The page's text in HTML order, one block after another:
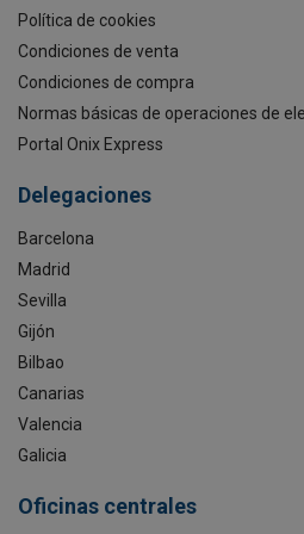
Política de cookies
Condiciones de venta
Condiciones de compra
Normas básicas de operaciones de
Portal Onix Express
Delegaciones
Barcelona
Madrid
Sevilla
Gijón
Bilbao
Canarias
Valencia
Galicia
Oficinas centrales